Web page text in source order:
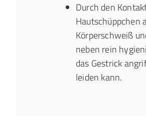
Durch den
Hautschüppchen
Körperschweiß
neben rein
das Gestrick
leiden kann.